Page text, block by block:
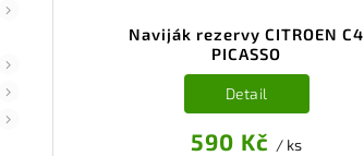
Naviják rezervy CITROEN C4
PICASSO
590 Kč / ks
Detail